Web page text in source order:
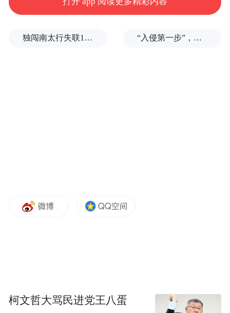
14场分论坛
独闯南太行失联14天的女子已确认遇难，遗体在悬崖被找到 “入侵第一步”，与特朗普关系密切美企被曝强闯格陵兰岛
柯文哲大骂民进党王八蛋